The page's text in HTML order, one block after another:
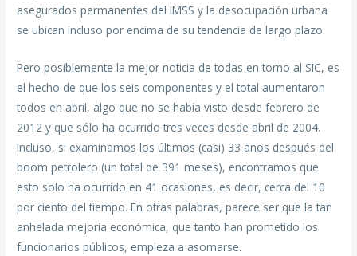
asegurados permanentes del IMSS y la desocupación urbana
se ubican incluso por encima de su tendencia de largo plazo.
Pero posiblemente la mejor noticia de todas en torno al SIC, es
el hecho de que los seis componentes y el total aumentaron
todos en abril, algo que no se había visto desde febrero de
2012 y que sólo ha ocurrido tres veces desde abril de 2004.
Incluso, si examinamos los últimos (casi) 33 años después del
boom petrolero (un total de 391 meses), encontramos que
esto solo ha ocurrido en 41 ocasiones, es decir, cerca del 10
por ciento del tiempo. En otras palabras, parece ser que la tan
anhelada mejoría económica, que tanto han prometido los
funcionarios públicos, empieza a asomarse.